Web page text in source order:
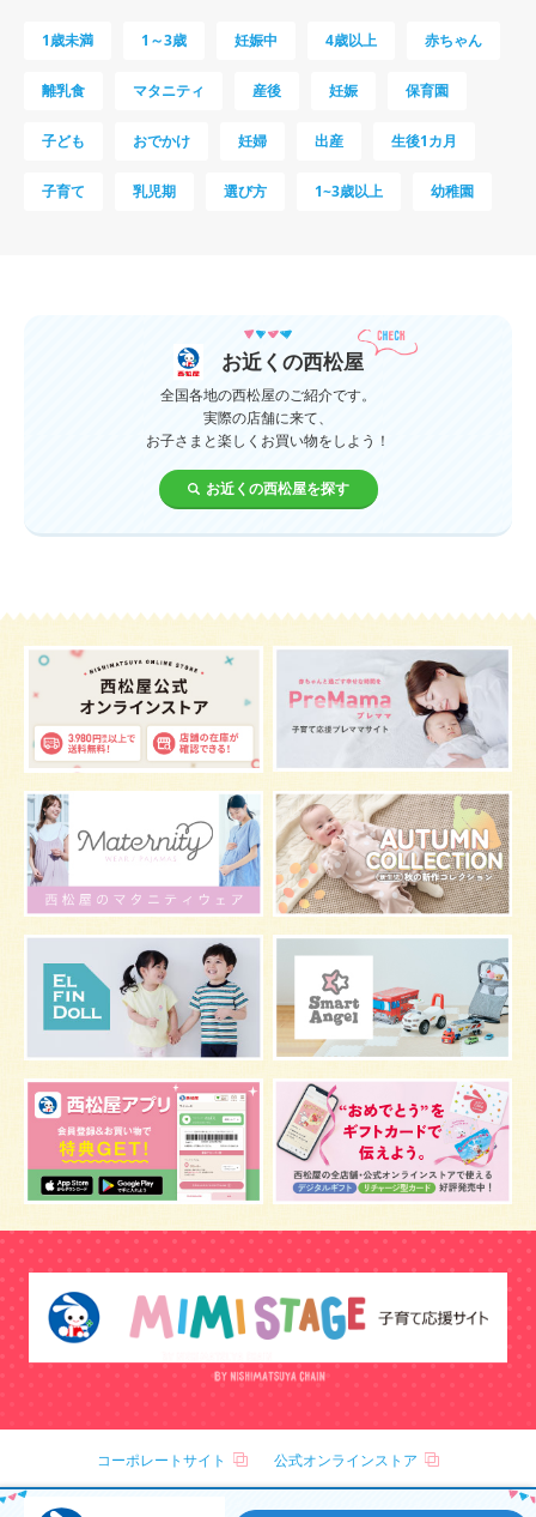
1歳未満 1～3歳 妊娠中 4歳以上 赤ちゃん
離乳食 マタニティ 産後 妊娠 保育園
子ども おでかけ 妊婦 出産 生後1カ月
子育て 乳児期 選び方 1~3歳以上 幼稚園
ベビーカー
おむつ 出産準備
遊ぶ 夏 イヤイヤ期
汗 エアコン 適切温度
帽子 授乳 チャイルドシート 予防接種 産休
症状 あせも お祝い 家族写真 改善
お昼寝 メニュー グッズ
お宮参り お食い初め お七夜
スキンケア お肌 マタニティウェア おしゃぶり
絵本 夜間断乳 抱っこ 視力 マスク
お風呂 嫌がる うんち 髪の毛 体温
予防 骨盤ベルトの注意点
骨盤ベルトの基礎知識 こども 骨盤ベルトの効果
しぐさ 感染症 保存 妊娠中の腰痛
アレルギー 風邪 目 乳がん
おっぱい 安全対策 おすすめ
マザーバッグ 鼻づまり 予防注射 反抗期
双胎妊娠 双子 うなぎ 乳幼児 抜け毛
おしゃれ 幼児期 便秘 歯科検診
骨盤矯正
インプランテーションディップ 1歳～1歳半 哺乳瓶
お近くの西松屋
全国各地の西松屋のご紹介です。
実際の店舗に来て、
お子さまと楽しくお買い物をしよう！
お近くの西松屋を探す
コーポレートサイト 公式オンラインストア